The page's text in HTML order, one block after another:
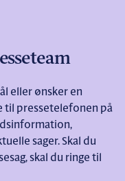
eller ønsker en
til pressetelefonen på
sager. Skal du
skal du ringe til